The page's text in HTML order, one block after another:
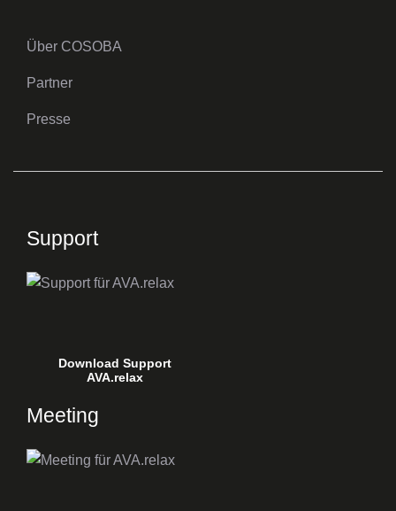
Über COSOBA
Partner
Presse
Support
Download Support
AVA.relax
Meeting